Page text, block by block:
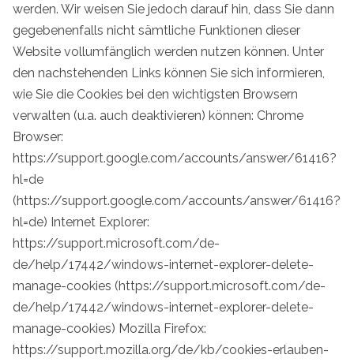
werden. Wir weisen Sie jedoch darauf hin, dass Sie dann
gegebenenfalls nicht sämtliche Funktionen dieser
Website vollumfänglich werden nutzen können. Unter
den nachstehenden Links können Sie sich informieren,
wie Sie die Cookies bei den wichtigsten Browsern
verwalten (u.a. auch deaktivieren) können: Chrome
Browser:
https://support.google.com/accounts/answer/61416?
hl=de
(https://support.google.com/accounts/answer/61416?
hl=de) Internet Explorer:
https://support.microsoft.com/de-
de/help/17442/windows-internet-explorer-delete-
manage-cookies (https://support.microsoft.com/de-
de/help/17442/windows-internet-explorer-delete-
manage-cookies) Mozilla Firefox:
https://support.mozilla.org/de/kb/cookies-erlauben-